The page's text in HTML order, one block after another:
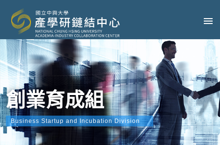
創業育成組
Business Startup and Incubation Division